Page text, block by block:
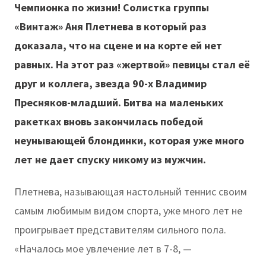
Чемпионка по жизни! Солистка группы
«Винтаж» Аня Плетнева в который раз
доказала, что на сцене и на корте ей нет
равных. На этот раз «жертвой» певицы стал её
друг и коллега, звезда 90-х Владимир
Пресняков-младший. Битва на маленьких
ракетках вновь закончилась победой
неунывающей блондинки, которая уже много
лет не дает спуску никому из мужчин.
Плетнева, называющая настольный теннис своим
самым любимым видом спорта, уже много лет не
проигрывает представителям сильного пола.
«Началось мое увлечение лет в 7-8, —